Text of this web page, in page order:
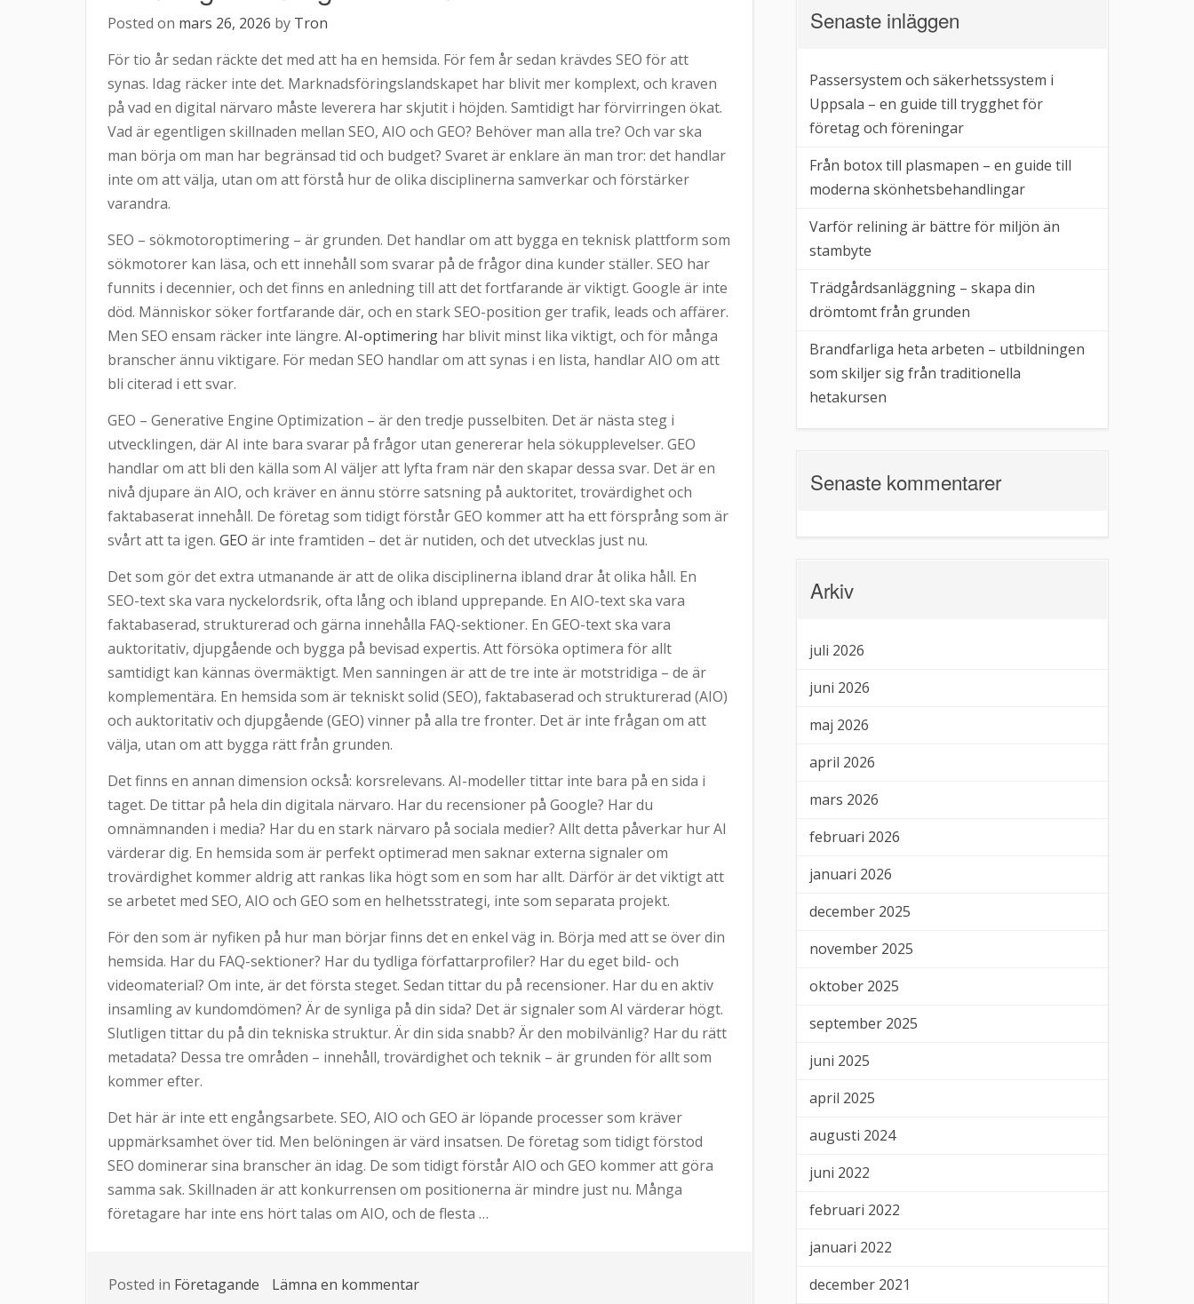
Posted on mars 26, 2026 by Tron
För tio år sedan räckte det med att ha en hemsida. För fem år sedan krävdes SEO för att
synas. Idag räcker inte det. Marknadsföringslandskapet har blivit mer komplext, och kraven
på vad en digital närvaro måste leverera har skjutit i höjden. Samtidigt har förvirringen ökat.
Vad är egentligen skillnaden mellan SEO, AIO och GEO? Behöver man alla tre? Och var ska
man börja om man har begränsad tid och budget? Svaret är enklare än man tror: det handlar
inte om att välja, utan om att förstå hur de olika disciplinerna samverkar och förstärker
varandra.
SEO – sökmotoroptimering – är grunden. Det handlar om att bygga en teknisk plattform som
sökmotorer kan läsa, och ett innehåll som svarar på de frågor dina kunder ställer. SEO har
funnits i decennier, och det finns en anledning till att det fortfarande är viktigt. Google är inte
död. Människor söker fortfarande där, och en stark SEO-position ger trafik, leads och affärer.
Men SEO ensam räcker inte längre. AI-optimering har blivit minst lika viktigt, och för många
branscher ännu viktigare. För medan SEO handlar om att synas i en lista, handlar AIO om att
bli citerad i ett svar.
GEO – Generative Engine Optimization – är den tredje pusselbiten. Det är nästa steg i
utvecklingen, där AI inte bara svarar på frågor utan genererar hela sökupplevelser. GEO
handlar om att bli den källa som AI väljer att lyfta fram när den skapar dessa svar. Det är en
nivå djupare än AIO, och kräver en ännu större satsning på auktoritet, trovärdighet och
faktabaserat innehåll. De företag som tidigt förstår GEO kommer att ha ett försprång som är
svårt att ta igen. GEO är inte framtiden – det är nutiden, och det utvecklas just nu.
Det som gör det extra utmanande är att de olika disciplinerna ibland drar åt olika håll. En
SEO-text ska vara nyckelordsrik, ofta lång och ibland upprepande. En AIO-text ska vara
faktabaserad, strukturerad och gärna innehålla FAQ-sektioner. En GEO-text ska vara
auktoritativ, djupgående och bygga på bevisad expertis. Att försöka optimera för allt
samtidigt kan kännas övermäktigt. Men sanningen är att de tre inte är motstridiga – de är
komplementära. En hemsida som är tekniskt solid (SEO), faktabaserad och strukturerad (AIO)
och auktoritativ och djupgående (GEO) vinner på alla tre fronter. Det är inte frågan om att
välja, utan om att bygga rätt från grunden.
Det finns en annan dimension också: korsrelevans. AI-modeller tittar inte bara på en sida i
taget. De tittar på hela din digitala närvaro. Har du recensioner på Google? Har du
omnämnanden i media? Har du en stark närvaro på sociala medier? Allt detta påverkar hur AI
värderar dig. En hemsida som är perfekt optimerad men saknar externa signaler om
trovärdighet kommer aldrig att rankas lika högt som en som har allt. Därför är det viktigt att
se arbetet med SEO, AIO och GEO som en helhetsstrategi, inte som separata projekt.
För den som är nyfiken på hur man börjar finns det en enkel väg in. Börja med att se över din
hemsida. Har du FAQ-sektioner? Har du tydliga författarprofiler? Har du eget bild- och
videomaterial? Om inte, är det första steget. Sedan tittar du på recensioner. Har du en aktiv
insamling av kundomdömen? Är de synliga på din sida? Det är signaler som AI värderar högt.
Slutligen tittar du på din tekniska struktur. Är din sida snabb? Är den mobilvänlig? Har du rätt
metadata? Dessa tre områden – innehåll, trovärdighet och teknik – är grunden för allt som
kommer efter.
Det här är inte ett engångsarbete. SEO, AIO och GEO är löpande processer som kräver
uppmärksamhet över tid. Men belöningen är värd insatsen. De företag som tidigt förstod
SEO dominerar sina branscher än idag. De som tidigt förstår AIO och GEO kommer att göra
samma sak. Skillnaden är att konkurrensen om positionerna är mindre just nu. Många
företagare har inte ens hört talas om AIO, och de flesta …
Posted in Företagande Lämna en kommentar
Senaste inläggen
Passersystem och säkerhetssystem i
Uppsala – en guide till trygghet för
företag och föreningar
Från botox till plasmapen – en guide till
moderna skönhetsbehandlingar
Varför relining är bättre för miljön än
stambyte
Trädgårdsanläggning – skapa din
drömtomt från grunden
Brandfarliga heta arbeten – utbildningen
som skiljer sig från traditionella
hetakursen
Senaste kommentarer
Arkiv
juli 2026
juni 2026
maj 2026
april 2026
mars 2026
februari 2026
januari 2026
december 2025
november 2025
oktober 2025
september 2025
juni 2025
april 2025
augusti 2024
juni 2022
februari 2022
januari 2022
december 2021